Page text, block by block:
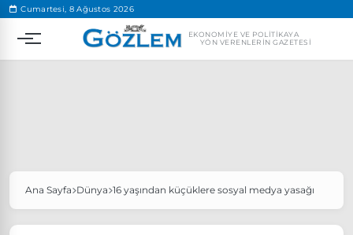
Cumartesi, 8 Ağustos 2026
EKONOMIYE VE POLITIKAYA
YÖN VERENLERIN GAZETESI
Popüler Aramalar
Ana Sayfa Dünya 16 yaşından küçüklere sosyal medya yasağı